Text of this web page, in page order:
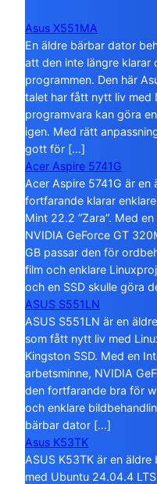
Asus X551MA
En äldre bärbar dator
att den inte längre klarar
programmen. Den här
talet har fått nytt liv med
programvara kan göra
igen. Med rätt
gott för […]
Acer Aspire 5741G
Acer Aspire 5741G är
fortfarande klarar
Mint 22.2 ”Zara”. Med
NVIDIA GeForce GT
GB passar den för
film och enklare
och en SSD skulle göra
ASUS S551LN
ASUS S551LN är en
som fått nytt liv med
Kingston SSD. Med en
arbetsminne, NVIDIA
den fortfarande bra för
och enklare
bärbar dator […]
Asus K53TK
ASUS K53TK är en
med Ubuntu 24.04.4